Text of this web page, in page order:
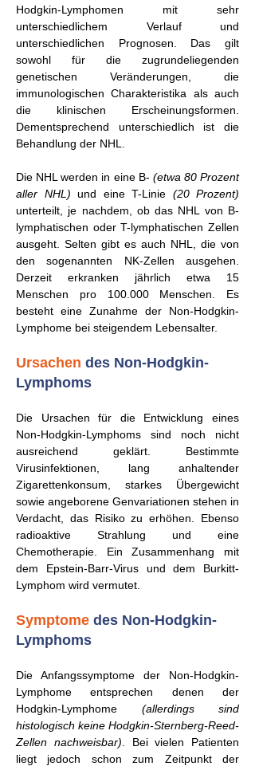
Hodgkin-Lymphomen mit sehr
unterschiedlichem Verlauf und
unterschiedlichen Prognosen. Das gilt
sowohl für die zugrundeliegenden
genetischen Veränderungen, die
immunologischen Charakteristika als auch
die klinischen Erscheinungsformen.
Dementsprechend unterschiedlich ist die
Behandlung der NHL.
Die NHL werden in eine B- (etwa 80 Prozent
aller NHL) und eine T-Linie (20 Prozent)
unterteilt, je nachdem, ob das NHL von B-
lymphatischen oder T-lymphatischen Zellen
ausgeht. Selten gibt es auch NHL, die von
den sogenannten NK-Zellen ausgehen.
Derzeit erkranken jährlich etwa 15
Menschen pro 100.000 Menschen. Es
besteht eine Zunahme der Non-Hodgkin-
Lymphome bei steigendem Lebensalter.
Ursachen des Non-Hodgkin-
Lymphoms
Die Ursachen für die Entwicklung eines
Non-Hodgkin-Lymphoms sind noch nicht
ausreichend geklärt. Bestimmte
Virusinfektionen, lang anhaltender
Zigarettenkonsum, starkes Übergewicht
sowie angeborene Genvariationen stehen in
Verdacht, das Risiko zu erhöhen. Ebenso
radioaktive Strahlung und eine
Chemotherapie. Ein Zusammenhang mit
dem Epstein-Barr-Virus und dem Burkitt-
Lymphom wird vermutet.
Symptome des Non-Hodgkin-
Lymphoms
Die Anfangssymptome der Non-Hodgkin-
Lymphome entsprechen denen der
Hodgkin-Lymphome (allerdings sind
histologisch keine Hodgkin-Sternberg-Reed-
Zellen nachweisbar) . Bei vielen Patienten
liegt jedoch schon zum Zeitpunkt der